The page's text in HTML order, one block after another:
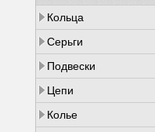
Кольца
Серьги
Подвески
Цепи
Колье